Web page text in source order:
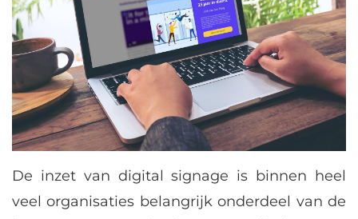
De inzet van digital signage is binnen heel
veel organisaties belangrijk onderdeel van de